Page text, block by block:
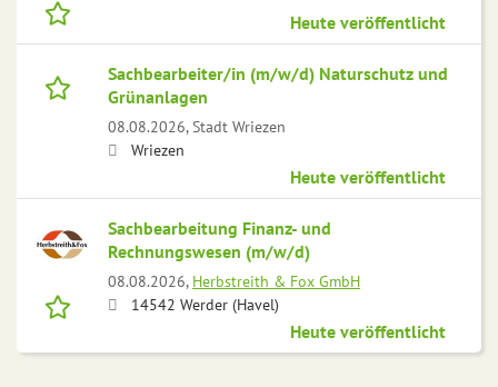
Heute veröffentlicht
Sachbearbeiter/in (m/w/d) Naturschutz und
Grünanlagen
08.08.2026,Stadt Wriezen
Wriezen
Heute veröffentlicht
Sachbearbeitung Finanz- und
Rechnungswesen (m/w/d)
08.08.2026, Herbstreith & Fox GmbH
14542 Werder (Havel)
Heute veröffentlicht